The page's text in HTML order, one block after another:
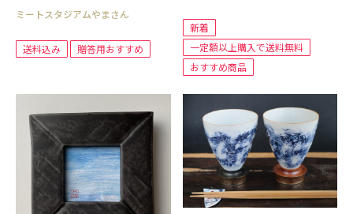
ミートスタジアムやまさん
送料込み 贈答用おすすめ
新着
一定額以上購入で送料無料
おすすめ商品